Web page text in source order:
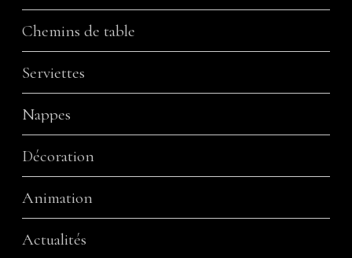
Chemins de table
Serviettes
Nappes
Décoration
Animation
Actualités